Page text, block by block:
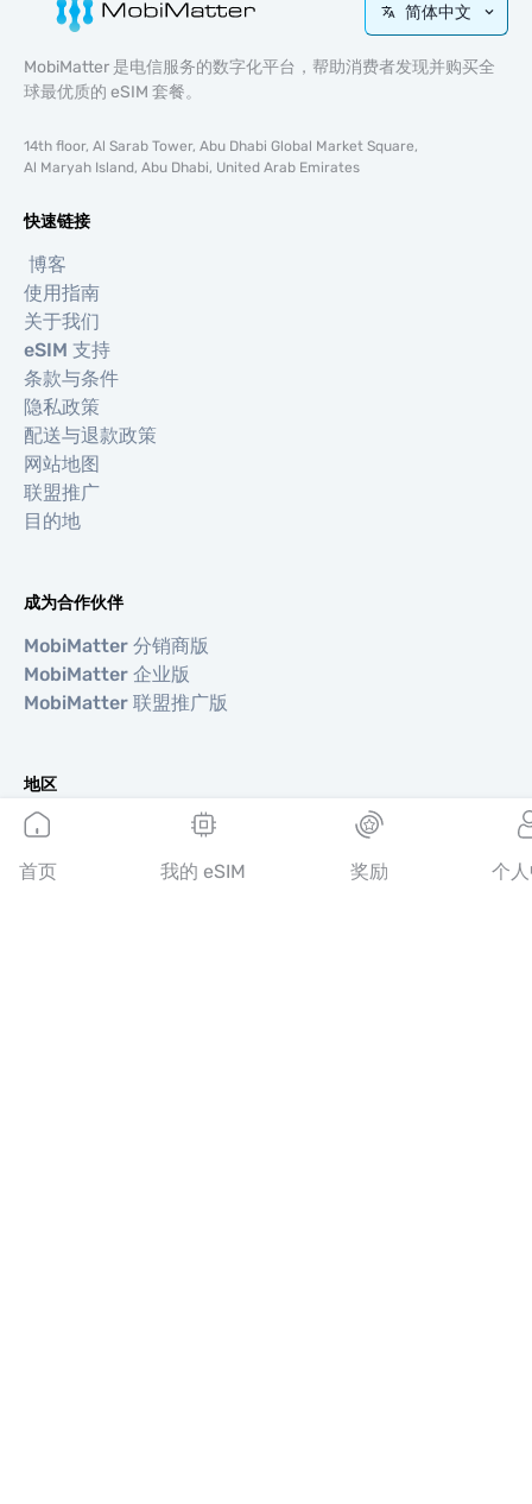
简体中文
MobiMatter 是电信服务的数字化平台，帮助消费者发现并购买全
球最优质的 eSIM 套餐。
14th floor, Al Sarab Tower, Abu Dhabi Global Market Square,
Al Maryah Island, Abu Dhabi, United Arab Emirates
快速链接
博客
使用指南
关于我们
eSIM 支持
条款与条件
隐私政策
配送与退款政策
网站地图
联盟推广
目的地
成为合作伙伴
MobiMatter 分销商版
MobiMatter 企业版
MobiMatter 联盟推广版
地区
欧洲 eSIM
美洲 eSIM
首页 我的 eSIM 奖励 个